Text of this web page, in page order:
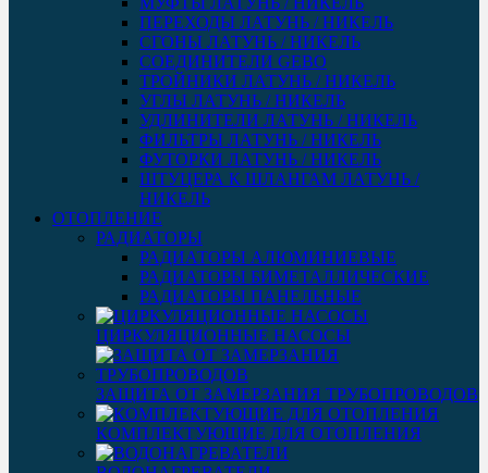
ПЕРЕХОДЫ ЛАТУНЬ / НИКЕЛЬ
СГОНЫ ЛАТУНЬ / НИКЕЛЬ
СОЕДИНИТЕЛИ GEBO
ТРОЙНИКИ ЛАТУНЬ / НИКЕЛЬ
УГЛЫ ЛАТУНЬ / НИКЕЛЬ
УДЛИНИТЕЛИ ЛАТУНЬ / НИКЕЛЬ
ФИЛЬТРЫ ЛАТУНЬ / НИКЕЛЬ
ФУТОРКИ ЛАТУНЬ / НИКЕЛЬ
ШТУЦЕРА К ШЛАНГАМ ЛАТУНЬ /
НИКЕЛЬ
ОТОПЛЕНИЕ
РАДИАТОРЫ
РАДИАТОРЫ АЛЮМИНИЕВЫЕ
РАДИАТОРЫ БИМЕТАЛЛИЧЕСКИЕ
РАДИАТОРЫ ПАНЕЛЬНЫЕ
ЦИРКУЛЯЦИОННЫЕ НАСОСЫ
ЗАЩИТА ОТ ЗАМЕРЗАНИЯ ТРУБОПРОВОДОВ
КОМПЛЕКТУЮЩИЕ ДЛЯ ОТОПЛЕНИЯ